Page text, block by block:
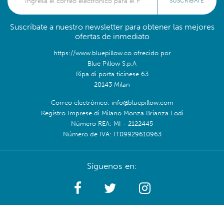
Suscríbate a nuestro newsletter para obtener las mejores
ofertas de inmediato
https://www.bluepillow.co ofrecido por
Blue Pillow S.p.A
Ripa di porta ticinese 63
20143 Milan
Correo electrónico: info@bluepillow.com
Registro Imprese di Milano Monza Brianza Lodi
Número REA: MI - 2122445
Número de IVA: IT09929610963
Síguenos en: